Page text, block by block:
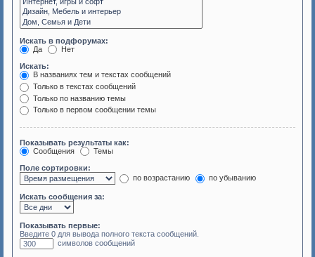
Искать в подфорумах:
Да
Нет
Искать:
В названиях тем и текстах сообщений
Только в текстах сообщений
Только по названию темы
Только в первом сообщении темы
Показывать результаты как:
Сообщения
Темы
Поле сортировки:
по возрастанию
по убыванию
Искать сообщения за:
Показывать первые:
Введите 0 для вывода полного текста сообщений.
символов сообщений